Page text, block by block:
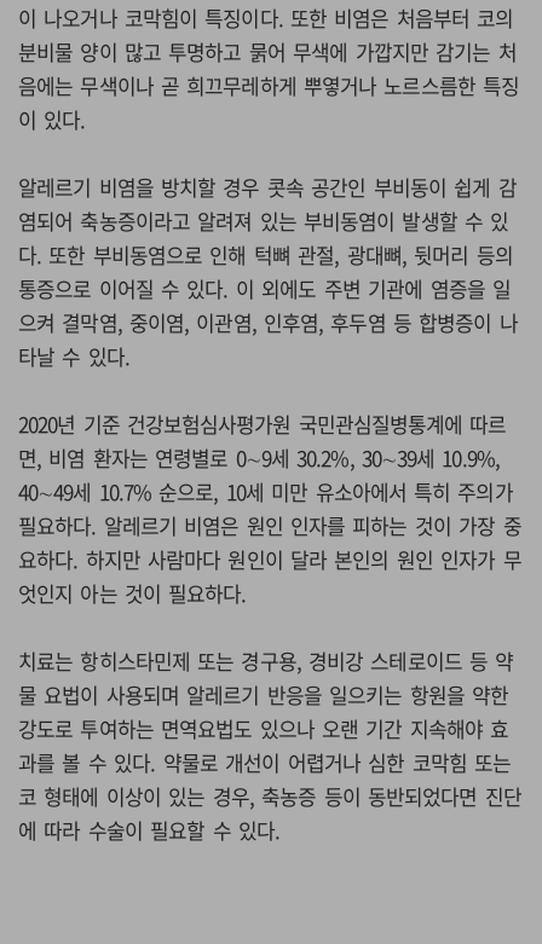
이 나오거나 코막힘이 특징이다. 또한 비염은 처음부터 코의
분비물 양이 많고 투명하고 묽어 무색에 가깝지만 감기는 처
음에는 무색이나 곧 희끄무레하게 뿌옇거나 노르스름한 특징
이 있다.
알레르기 비염을 방치할 경우 콧속 공간인 부비동이 쉽게 감
염되어 축농증이라고 알려져 있는 부비동염이 발생할 수 있
다. 또한 부비동염으로 인해 턱뼈 관절, 광대뼈, 뒷머리 등의
통증으로 이어질 수 있다. 이 외에도 주변 기관에 염증을 일
으켜 결막염, 중이염, 이관염, 인후염, 후두염 등 합병증이 나
타날 수 있다.
2020년 기준 건강보험심사평가원 국민관심질병통계에 따르
면, 비염 환자는 연령별로 0∼9세 30.2%, 30∼39세 10.9%,
40∼49세 10.7% 순으로, 10세 미만 유소아에서 특히 주의가
필요하다. 알레르기 비염은 원인 인자를 피하는 것이 가장 중
요하다. 하지만 사람마다 원인이 달라 본인의 원인 인자가 무
엇인지 아는 것이 필요하다.
치료는 항히스타민제 또는 경구용, 경비강 스테로이드 등 약
물 요법이 사용되며 알레르기 반응을 일으키는 항원을 약한
강도로 투여하는 면역요법도 있으나 오랜 기간 지속해야 효
과를 볼 수 있다. 약물로 개선이 어렵거나 심한 코막힘 또는
코 형태에 이상이 있는 경우, 축농증 등이 동반되었다면 진단
에 따라 수술이 필요할 수 있다.